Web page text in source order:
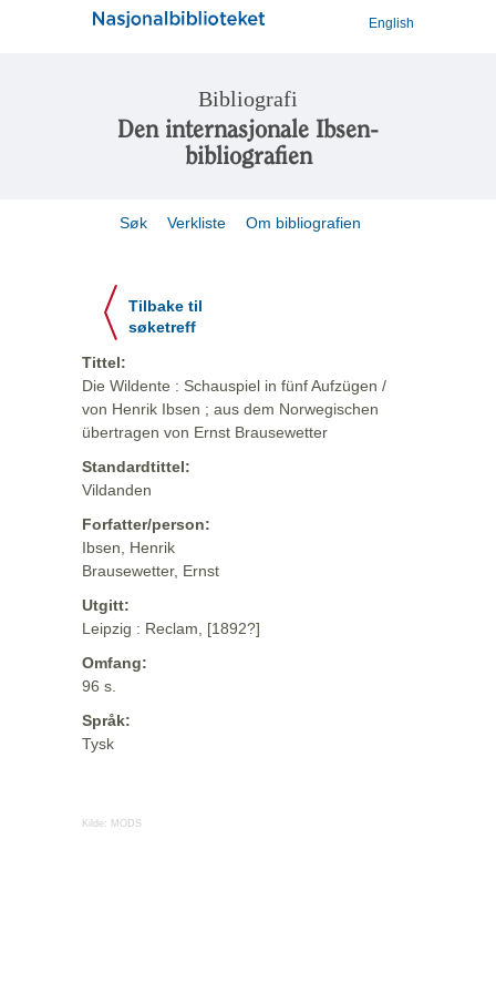
English
Bibliografi
Den internasjonale Ibsen-
bibliografien
Søk Verkliste Om bibliografien
Tilbake til
søketreff
Tittel:
Die Wildente : Schauspiel in fünf Aufzügen /
von Henrik Ibsen ; aus dem Norwegischen
übertragen von Ernst Brausewetter
Standardtittel:
Vildanden
Forfatter/person:
Ibsen, Henrik
Brausewetter, Ernst
Utgitt:
Leipzig : Reclam, [1892?]
Omfang:
96 s.
Språk:
Tysk
Kilde: MODS